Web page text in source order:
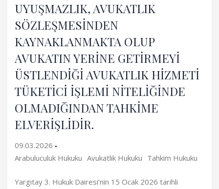
UYUŞMAZLIK, AVUKATLIK
SÖZLEŞMESİNDEN
KAYNAKLANMAKTA OLUP
AVUKATIN YERİNE GETİRMEYİ
ÜSTLENDİĞİ AVUKATLIK HİZMETİ
TÜKETİCİ İŞLEMİ NİTELİĞİNDE
OLMADIĞINDAN TAHKİME
ELVERİŞLİDİR.
09.03.2026
Arabuluculuk Hukuku Avukatlık Hukuku Tahkim Hukuku
Yargıtay 3. Hukuk Dairesi’nin 15 Ocak 2026 tarihli